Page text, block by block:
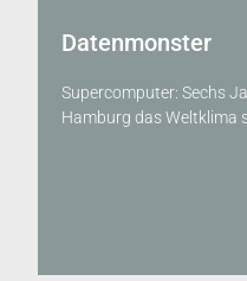
Datenmonster
Supercomputer: Sechs
Hamburg das Weltklima